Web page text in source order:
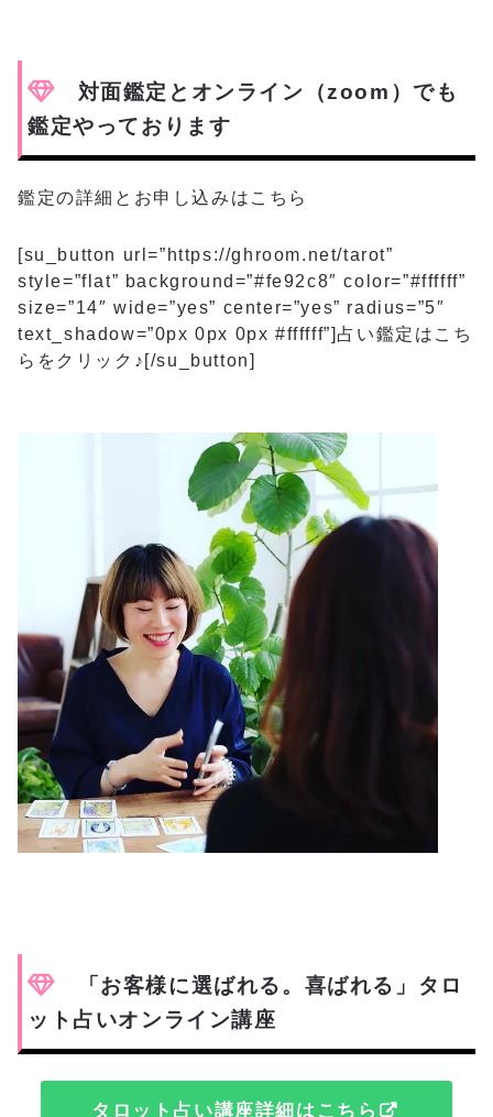
対面鑑定と オンライン（zoom）でも
鑑定やっております
鑑定の詳細とお申し込みはこちら
[su_button url=”https://ghroom.net/tarot”
style=”flat” background=”#fe92c8″ color=”#ffffff”
size=”14″ wide=”yes” center=”yes” radius=”5″
text_shadow=”0px 0px 0px #ffffff”]占い鑑定はこち
らをクリック♪[/su_button]
「お客様に選ばれる。喜ばれる」タロ
ット占いオンライン講座
タロット占い講座詳細はこちら